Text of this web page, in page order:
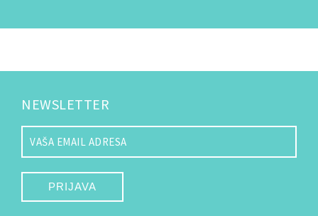
NEWSLETTER
PRIJAVA